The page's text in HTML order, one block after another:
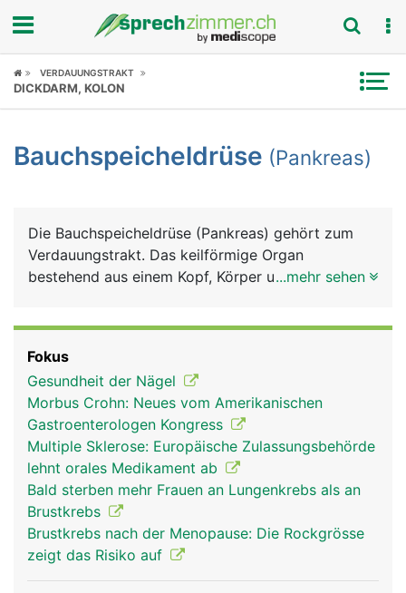
Fokus
Symptome
News
Rubriken
VERDAUUNGSTRAKT
DICKDARM, KOLON
Bauchspeicheldrüse (Pankreas)
Die Bauchspeicheldrüse (Pankreas) gehört zum
Verdauungstrakt. Das keilförmige Organ
bestehend aus einem Kopf, Körper und Schwanz,
Sie produziert einen Verdauungssaft
(Bauchspeichel), der über den
Bauchspeicheldrüsengang in den Zwölffingerdarm
geleitet wird. Der Saft enthält verschiedene
Enzyme zur Aufspaltung der Nahrungsbestandteile
(Eiweisse, Kohlenhydrate, Fette). Ausserdem
neutralisiert das Sekret die zuvor in die Nahrung
gelangte Magensäure, damit die empfindliche
Darmschleimhaut nicht von der Säure angegriffen
wird. Die zweite Aufgabe ist die Produktion der
Hormone Insulin und Glukagon, die als
...mehr sehen
Fokus
Gesundheit der Nägel
Morbus Crohn: Neues vom Amerikanischen
Gastroenterologen Kongress
Multiple Sklerose: Europäische Zulassungsbehörde
lehnt orales Medikament ab
Bald sterben mehr Frauen an Lungenkrebs als an
Brustkrebs
Brustkrebs nach der Menopause: Die Rockgrösse
zeigt das Risiko auf